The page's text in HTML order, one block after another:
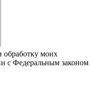
обработку моих
с Федеральным законом